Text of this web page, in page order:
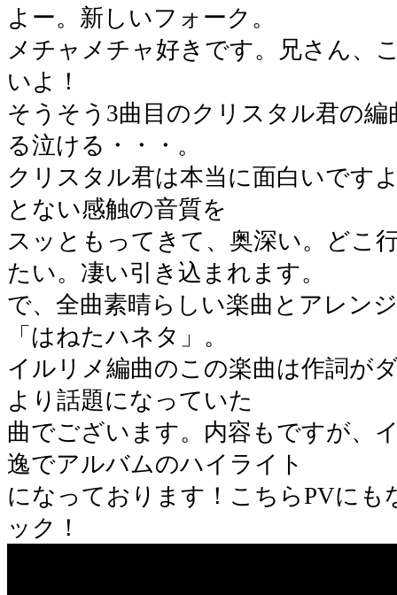
よー。新しいフォーク。
メチャメチャ好きです。兄さん、
いよ！
そうそう3曲目のクリスタル君の
る泣ける・・・。
クリスタル君は本当に面白いです
とない感触の音質を
スッともってきて、奥深い。どこ
たい。凄い引き込まれます。
で、全曲素晴らしい楽曲とアレン
「はねたハネタ」。
イルリメ編曲のこの楽曲は作詞が
より話題になっていた
曲でございます。内容もですが、
逸でアルバムのハイライト
になっております！こちらPVにも
ック！